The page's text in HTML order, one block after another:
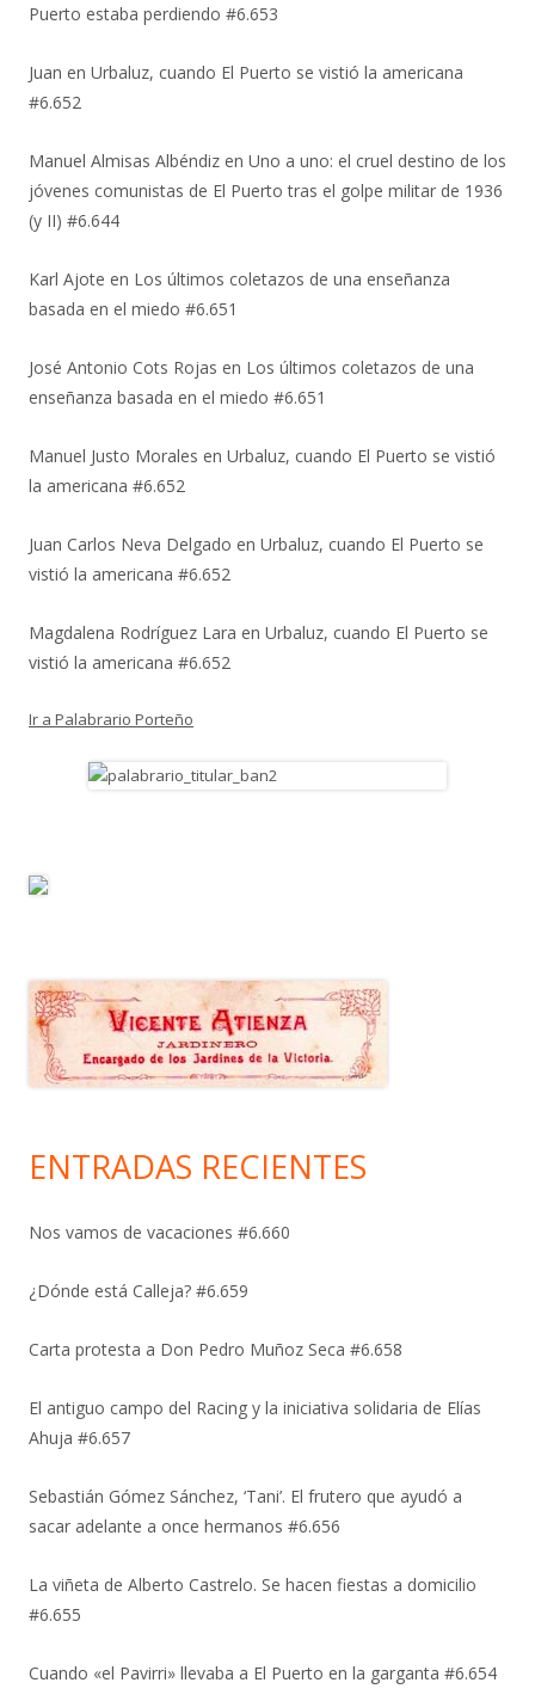
Puerto estaba perdiendo #6.653
Juan en Urbaluz, cuando El Puerto se vistió la americana
#6.652
Manuel Almisas Albéndiz en Uno a uno: el cruel destino de los
jóvenes comunistas de El Puerto tras el golpe militar de 1936
(y II) #6.644
Karl Ajote en Los últimos coletazos de una enseñanza
basada en el miedo #6.651
José Antonio Cots Rojas en Los últimos coletazos de una
enseñanza basada en el miedo #6.651
Manuel Justo Morales en Urbaluz, cuando El Puerto se vistió
la americana #6.652
Juan Carlos Neva Delgado en Urbaluz, cuando El Puerto se
vistió la americana #6.652
Magdalena Rodríguez Lara en Urbaluz, cuando El Puerto se
vistió la americana #6.652
Ir a Palabrario Porteño
ENTRADAS RECIENTES
Nos vamos de vacaciones #6.660
¿Dónde está Calleja? #6.659
Carta protesta a Don Pedro Muñoz Seca #6.658
El antiguo campo del Racing y la iniciativa solidaria de Elías
Ahuja #6.657
Sebastián Gómez Sánchez, ‘Tani’. El frutero que ayudó a
sacar adelante a once hermanos #6.656
La viñeta de Alberto Castrelo. Se hacen fiestas a domicilio
#6.655
Cuando «el Pavirri» llevaba a El Puerto en la garganta #6.654